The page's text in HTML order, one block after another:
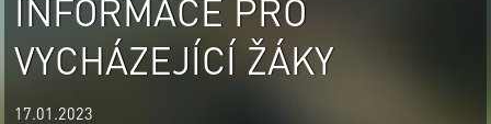
INFORMACE PRO
VYCHÁZEJÍCÍ ŽÁKY
17.01.2023